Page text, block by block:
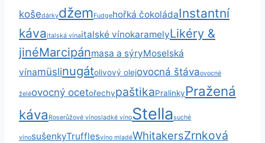
košedárkydžemFudgehořká čokoládaInstantní
kávaitalská vínaitalské vínokaramelyLikéry &
jinéMarcipánmasa a sýryMoselská
vínamüslinugátolivový olejovocná štávaovocné
želéovocný ocetořechypaštikaPralinkyPražená
káva Roserůžové vínosladké vínoStellasuché
vínosušenkyTrufflesvíno mladéWhitakersZrnková